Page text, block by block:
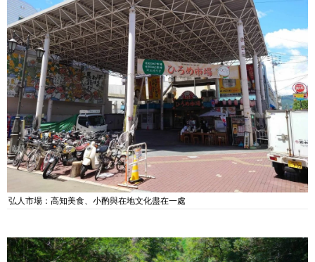
弘人市場：高知美食、小酌與在地文化盡在一處